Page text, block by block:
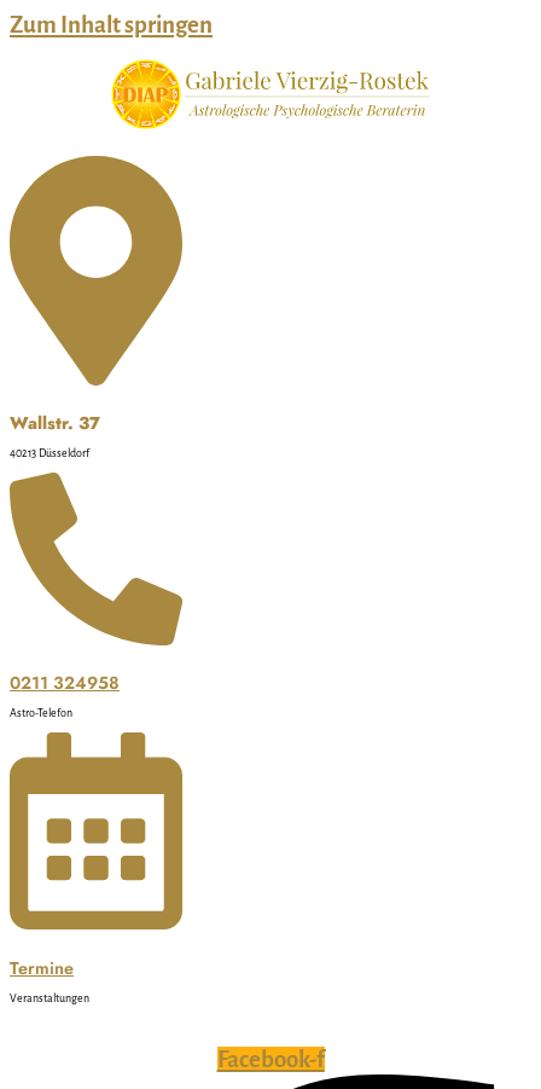
Zum Inhalt springen
Wallstr. 37
40213 Düsseldorf
0211 324958
Astro-Telefon
Termine
Veranstaltungen
Facebook-f